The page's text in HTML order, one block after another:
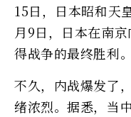
15日，日本昭和天
月9日，日本在南
得战争的最终胜利。
不久，内战爆发了
绪浓烈。据悉，当